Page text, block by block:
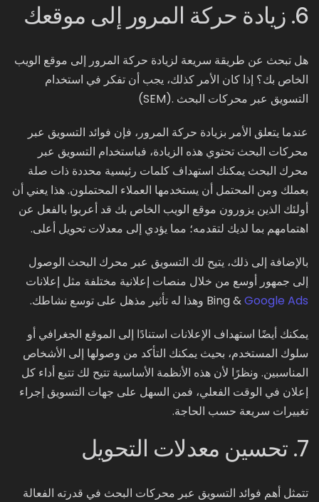
6. زيادة حركة المرور إلى موقعك
هل تبحث عن طريقة سريعة لزيادة حركة المرور إلى موقع الويب
الخاص بك؟ إذا كان الأمر كذلك، يجب أن تفكر في استخدام
التسويق عبر محركات البحث .(SEM)
عندما يتعلق الأمر بزيادة حركة المرور، فإن فوائد التسويق عبر
محركات البحث تحتوي هذه الزيادة، فباستخدام التسويق عبر
محرك البحث يمكنك استهداف كلمات رئيسية محددة ذات صلة
بعملك ومن المحتمل أن يستخدمها العملاء المحتملون. هذا يعني أن
أولئك الذين يزورون موقع الويب الخاص بك قد أعربوا بالفعل عن
اهتمامهم بما لديك لتقدمه؛ مما يؤدي إلى معدلات تحويل أعلى.
بالإضافة إلى ذلك، يتيح لك التسويق عبر محرك البحث الوصول
إلى جمهور أوسع من خلال منصات إعلانية مختلفة مثل إعلانات
Google Ads& Bing وهذا له تأثير مذهل على توسع نشاطك.
يمكنك أيضًا استهداف الإعلانات استنادًا إلى الموقع الجغرافي أو
سلوك المستخدم، بحيث يمكنك التأكد من وصولها إلى الأشخاص
المناسبين. ونظرًا لأن هذه الأنظمة الأساسية تتيح لك تتبع أداء كل
إعلان في الوقت الفعلي، فمن السهل على جهات التسويق إجراء
تغييرات سريعة حسب الحاجة.
7. تحسين معدلات التحويل
تتمثل أهم فوائد التسويق عبر محركات البحث في قدرته الفعالة